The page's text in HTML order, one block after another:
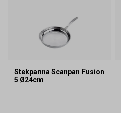
Stekpanna Scanpan Fusion
5 Ø24cm